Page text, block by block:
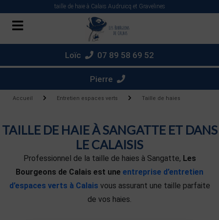
taille de haie à Calais Audruicq et Gravelines
Loïc 07 89 58 69 52
Pierre
Accueil Entretien espaces verts Taille de haies
TAILLE DE HAIE À SANGATTE ET DANS
LE CALAISIS
Professionnel de la taille de haies à Sangatte, Les
Bourgeons de Calais est une entreprise d’entretien
d’espaces verts à Calais vous assurant une taille parfaite
de vos haies.
Panneau de gestion des cookies